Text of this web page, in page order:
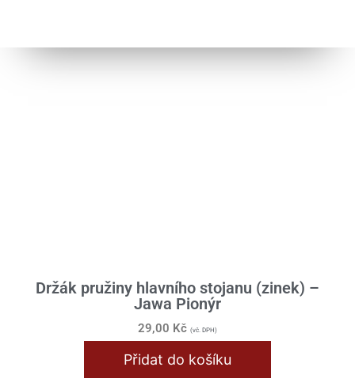
Držák pružiny hlavního stojanu (zinek) –
Jawa Pionýr
29,00 Kč (vč. DPH)
Přidat do košíku